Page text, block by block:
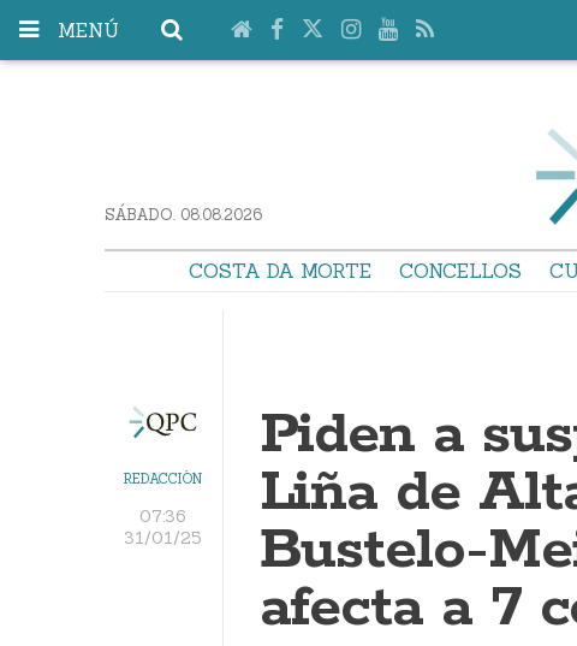
MENÚ
SÁBADO. 08.08.2026
COSTA DA MORTE CONCELLOS
REDACCIÓN
07:36
31/01/25
Piden a
Liña de
Bustelo-
afecta a 7